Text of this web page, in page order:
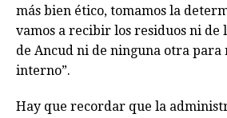
más bien ético, tomamos la
vamos a recibir los residuos ni
de Ancud ni de ninguna otra para
interno”.
Hay que recordar que la